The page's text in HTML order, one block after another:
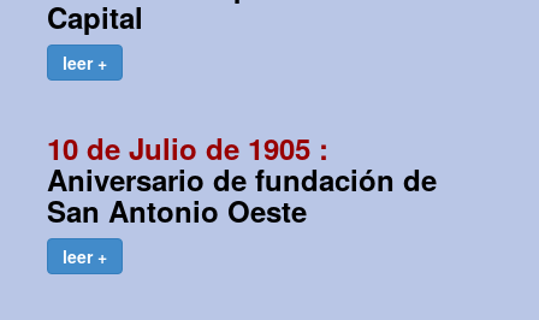
Capital
leer +
10 de Julio de 1905 :
Aniversario de fundación de
San Antonio Oeste
leer +